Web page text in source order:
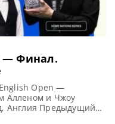
— Финал.
Open —
Алленом и Чжоу
Англия Предыдущий
Open 2025: